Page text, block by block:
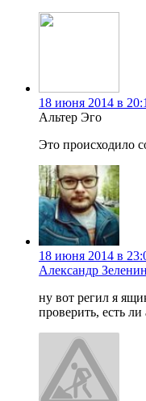
18 июня 2014 в
Альтер Эго
Это происходило
18 июня 2014 в
Александр Зеленин
ну вот регил я
проверить, есть